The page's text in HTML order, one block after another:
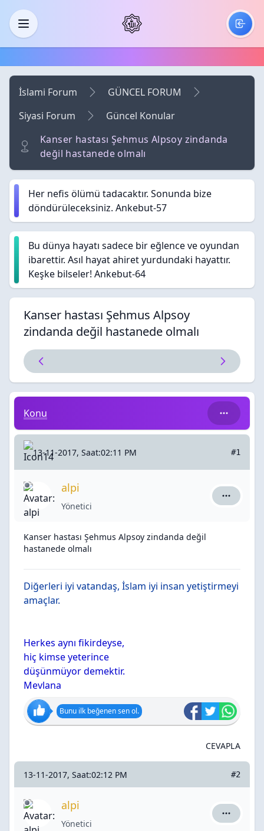
Skip to main content
Menü
İslami Forum
GÜNCEL FORUM
Siyasi Forum
Güncel Konular
Kanser hastası Şehmus Alpsoy zindanda
değil hastanede olmalı
Her nefis ölümü tadacaktır. Sonunda bize
döndürüleceksiniz. Ankebut-57
Bu dünya hayatı sadece bir eğlence ve oyundan
ibarettir. Asıl hayat ahiret yurdundaki hayattır.
Keşke bilseler! Ankebut-64
Kanser hastası Şehmus Alpsoy
zindanda değil hastanede olmalı
Kanser hastası Şehmus Alpsoy zindanda değil
Konu
13-11-2017, Saat:02:11 PM #1
alpi
Yönetici alpi için
Kanser hastası Şehmus Alpsoy zindanda değil
hastanede olmalı
Diğerleri iyi vatandaş, İslam iyi insan yetiştirmeyi
amaçlar.
Herkes aynı fikirdeyse,
hiç kimse yeterince
düşünmüyor demektir.
Mevlana
Bunu ilk beğenen sen ol.
CEVAPLA
13-11-2017, Saat:02:12 PM #2
alpi
Yönetici alpi için